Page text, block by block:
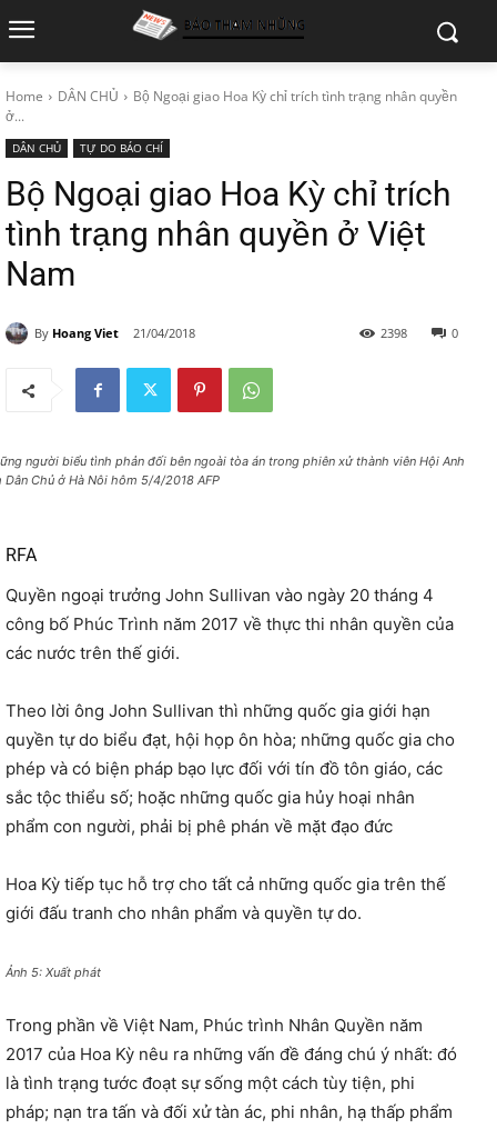
Home DÂN CHỦ
Bộ Ngoại giao Hoa Kỳ chỉ trích tình trạng nhân quyền
ở...
DÂN CHỦ TỰ DO BÁO CHÍ
Bộ Ngoại giao Hoa Kỳ chỉ trích
tình trạng nhân quyền ở Việt
Nam
By Hoang Viet 21/04/2018 0
2398
người biểu tình phản đối bên ngoài tòa án trong phiên xử thành viên Hội Anh
Dân Chủ ở Hà Nôi hôm 5/4/2018 AFP
RFA
Quyền ngoại trưởng John Sullivan vào ngày 20 tháng 4
công bố Phúc Trình năm 2017 về thực thi nhân quyền của
các nước trên thế giới.
Theo lời ông John Sullivan thì những quốc gia giới hạn
quyền tự do biểu đạt, hội họp ôn hòa; những quốc gia cho
phép và có biện pháp bạo lực đối với tín đồ tôn giáo, các
sắc tộc thiểu số; hoặc những quốc gia hủy hoại nhân
phẩm con người, phải bị phê phán về mặt đạo đức
Hoa Kỳ tiếp tục hỗ trợ cho tất cả những quốc gia trên thế
giới đấu tranh cho nhân phẩm và quyền tự do.
Ảnh 5: Xuất phát
Trong phần về Việt Nam, Phúc trình Nhân Quyền năm
2017 của Hoa Kỳ nêu ra những vấn đề đáng chú ý nhất: đó
là tình trạng tước đoạt sự sống một cách tùy tiện, phi
pháp; nạn tra tấn và đối xử tàn ác, phi nhân, hạ thấp phẩm